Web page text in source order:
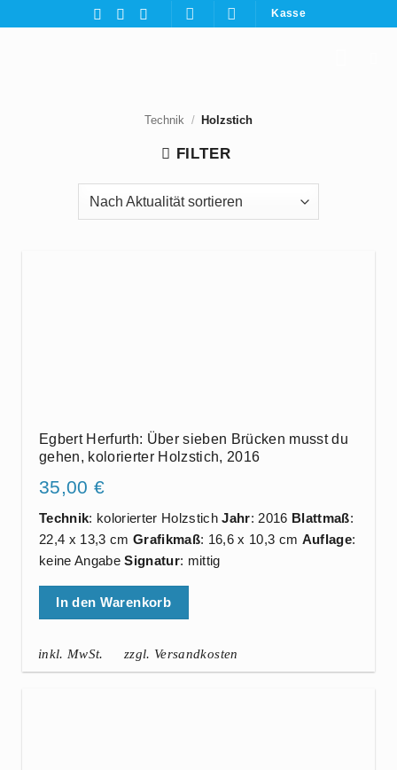
Inhalt
Kasse
Technik / Holzstich
FILTER
Egbert Herfurth: Über sieben Brücken musst du
gehen, kolorierter Holzstich, 2016
35,00 €
Technik: kolorierter HolzstichJahr: 2016 Blattmaß:
22,4 x 13,3 cm Grafikmaß: 16,6 x 10,3 cm Auflage:
keine AngabeSignatur: mittig
In den Warenkorb
inkl. MwSt. zzgl. Versandkosten